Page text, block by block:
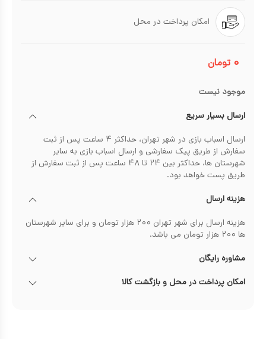
امکان پرداخت در محل
۰ تومان
موجود نیست
ارسال بسیار سریع
ارسال اسباب بازی در شهر تهران، حداکثر ۴ ساعت پس از ثبت
سفارش از طریق پیک سفارشی و ارسال اسباب بازی به سایر
شهرستان ها، حداکثر بین ۲۴ تا ۴۸ ساعت پس از ثبت سفارش از
طریق پست خواهد بود.
هزینه ارسال
هزینه ارسال برای شهر تهران ۲۰۰ هزار تومان و برای سایر شهرستان
ها ۲۰۰ هزار تومان می باشد.
مشاوره رایگان
امکان پرداخت در محل و بازگشت کالا